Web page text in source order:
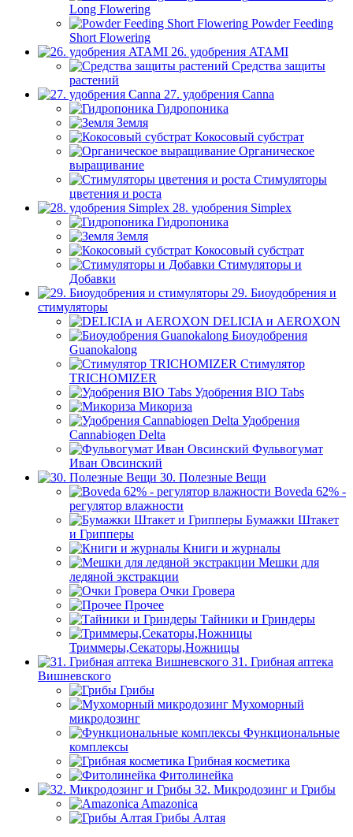
Long Flowering
Powder Feeding
Short Flowering
26. удобрения ATAMI
Средства защиты
растений
27. удобрения Canna
Гидропоника
Земля
Кокосовый субстрат
Органическое
выращивание
Стимуляторы
цветения и роста
28. удобрения Simplex
Гидропоника
Земля
Кокосовый субстрат
Стимуляторы и
Добавки
29. Биоудобрения и
стимуляторы
DELICIA и AEROXON
Биоудобрения
Guanokalong
Стимулятор
TRICHOMIZER
Удобрения BIO Tabs
Микориза
Удобрения
Cannabiogen Delta
Фульвогумат
Иван Овсинский
30. Полезные Вещи
Boveda 62% -
регулятор влажности
Бумажки Штакет
и Грипперы
Книги и журналы
Мешки для
ледяной экстракции
Очки Гровера
Прочее
Тайники и Гриндеры
Триммеры,Секаторы,Ножницы
31. Грибная аптека
Вишневского
Грибы
Мухоморный
микродозинг
Функциональные
комплексы
Грибная косметика
Фитолинейка
32. Микродозинг и Грибы
Amazonica
Грибы Алтая